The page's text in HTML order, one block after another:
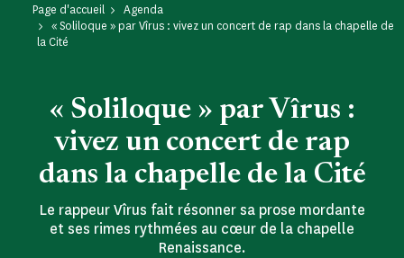
Page d'accueil
Agenda
« Soliloque » par Vîrus : vivez un concert de rap dans la chapelle de
la Cité
« Soliloque » par Vîrus :
vivez un concert de rap
dans la chapelle de la Cité
Le rappeur Vîrus fait résonner sa prose mordante
et ses rimes rythmées au cœur de la chapelle
Renaissance.